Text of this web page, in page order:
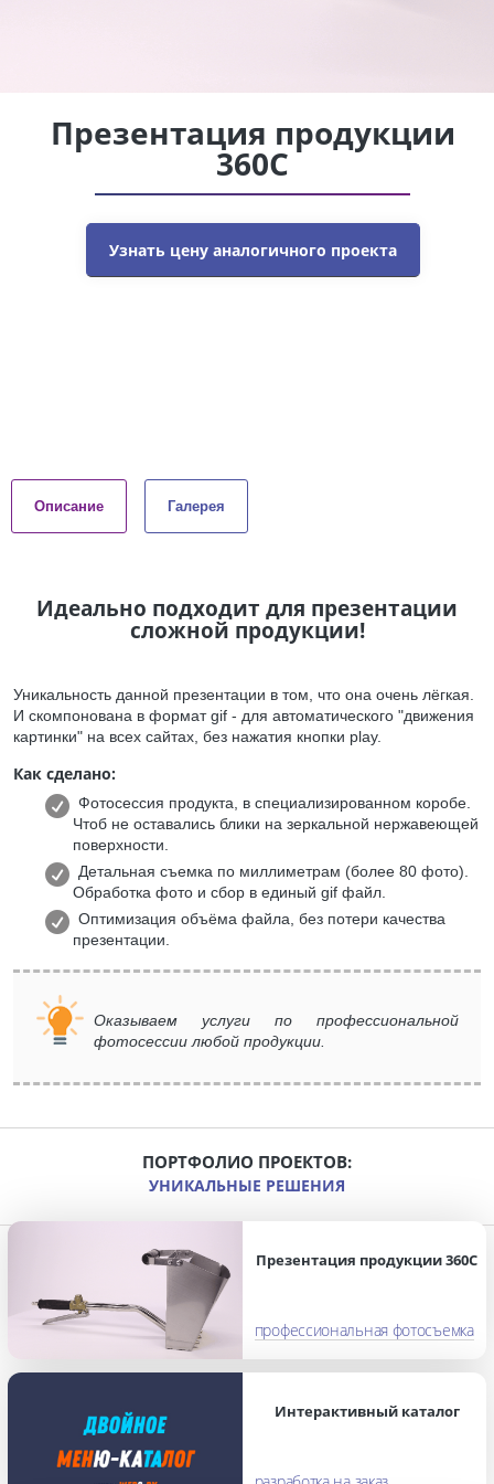
Презентация продукции
360С
Узнать цену аналогичного проекта
Описание Галерея
Идеально подходит для презентации
сложной продукции!
Уникальность данной презентации в том, что она очень лёгкая.
И скомпонована в формат gif - для автоматического "движения
картинки" на всех сайтах, без нажатия кнопки play.
Как сделано:
Фотосессия продукта, в специализированном коробе.
Чтоб не оставались блики на зеркальной нержавеющей
поверхности.
Детальная съемка по миллиметрам (более 80 фото).
Обработка фото и сбор в единый gif файл.
Оптимизация объёма файла, без потери качества
презентации.
Оказываем услуги по профессиональной
фотосессии любой продукции.
ПОРТФОЛИО ПРОЕКТОВ:
УНИКАЛЬНЫЕ РЕШЕНИЯ
Презентация продукции 360С
профессиональная фотосъемка
Интерактивный каталог